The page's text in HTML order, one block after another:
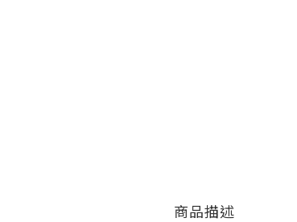
商品描述